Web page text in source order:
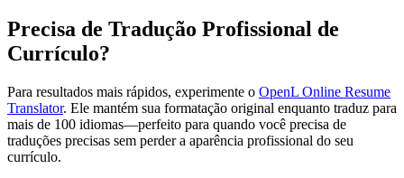
Precisa de Tradução Profissional de
Currículo?
Para resultados mais rápidos, experimente o OpenL Online Resume
Translator. Ele mantém sua formatação original enquanto traduz para
mais de 100 idiomas—perfeito para quando você precisa de
traduções precisas sem perder a aparência profissional do seu
currículo.